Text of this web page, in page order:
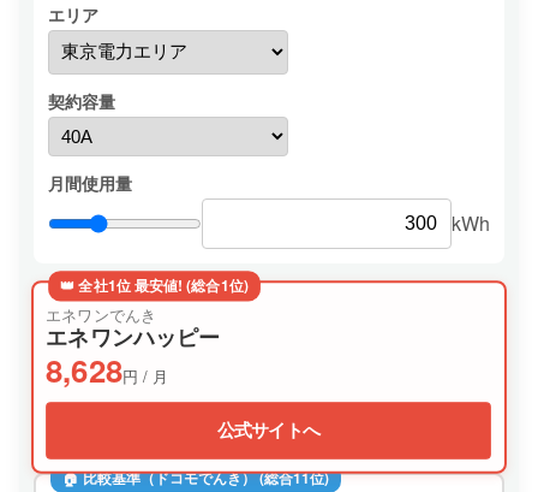
エリア
契約容量
月間使用量
kWh
👑 全社1位 最安値! (総合1位)
エネワンでんき
エネワンハッピー
8,628円 / 月
公式サイトへ
🏠 比較基準（ドコモでんき） (総合11位)